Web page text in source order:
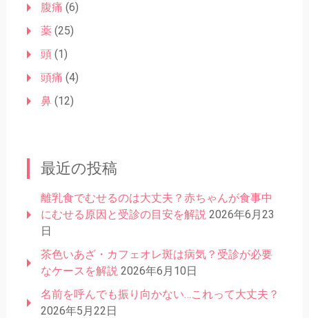
腹痛 (6)
薬(25)
頭(1)
頭痛 (4)
鼻(12)
最近の投稿
離乳食でむせるのは大丈夫？赤ちゃんが食事中
にむせる原因と受診の目安を解説 2026年6月23
日
茶色いあざ・カフェオレ斑は病気？受診が必要
なケースを解説 2026年6月10日
名前を呼んでも振り向かない…これって大丈夫？
2026年5月22日